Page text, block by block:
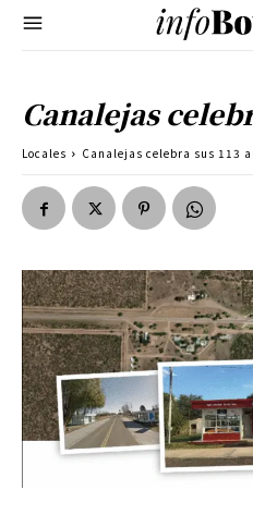
Canalejas
Locales Canalejas celebra sus 113